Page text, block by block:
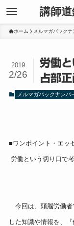
講師
ホーム メルマガバックナ
労働と
占部正
2019
2/26
メルマガバックナンバ
■ワンポイント・エッ
労働という切り口で
占部
今回は、頭脳労働者
した知識や情報を、